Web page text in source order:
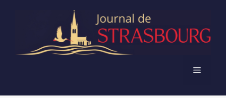
Menu